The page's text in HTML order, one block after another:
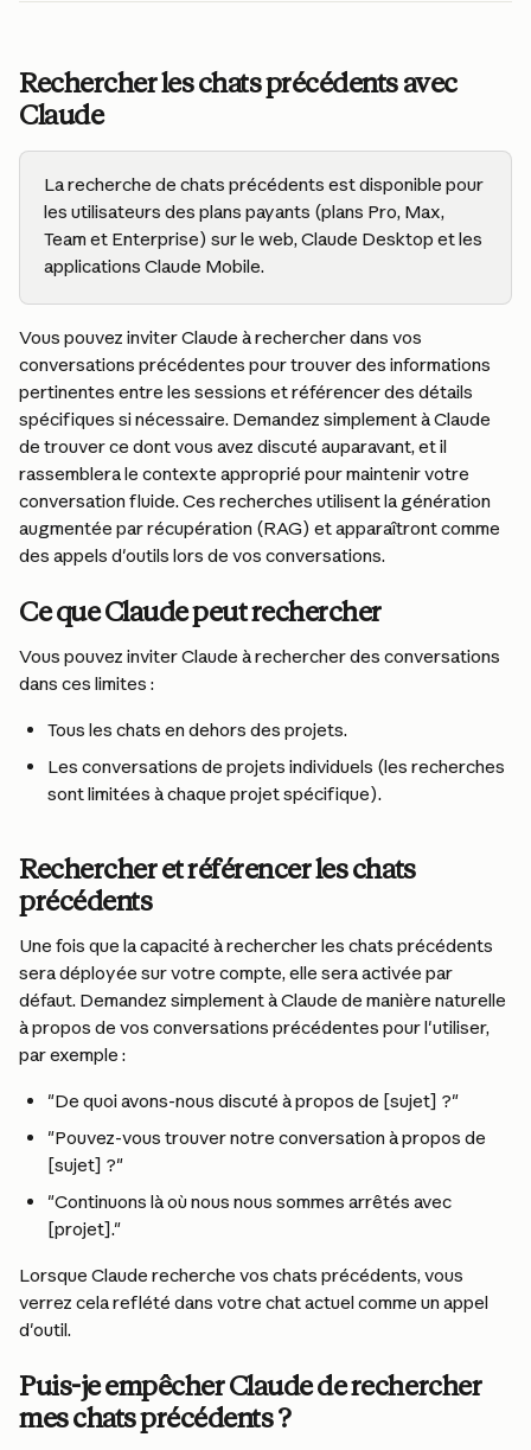
Rechercher les chats précédents avec
Claude
La recherche de chats précédents est disponible pour
les utilisateurs des plans payants (plans Pro, Max,
Team et Enterprise) sur le web, Claude Desktop et les
applications Claude Mobile.
Vous pouvez inviter Claude à rechercher dans vos
conversations précédentes pour trouver des informations
pertinentes entre les sessions et référencer des détails
spécifiques si nécessaire. Demandez simplement à Claude
de trouver ce dont vous avez discuté auparavant, et il
rassemblera le contexte approprié pour maintenir votre
conversation fluide. Ces recherches utilisent la génération
augmentée par récupération (RAG) et apparaîtront comme
des appels d'outils lors de vos conversations.
Ce que Claude peut rechercher
Vous pouvez inviter Claude à rechercher des conversations
dans ces limites :
Tous les chats en dehors des projets.
Les conversations de projets individuels (les recherches
sont limitées à chaque projet spécifique).
Rechercher et référencer les chats
précédents
Une fois que la capacité à rechercher les chats précédents
sera déployée sur votre compte, elle sera activée par
défaut. Demandez simplement à Claude de manière naturelle
à propos de vos conversations précédentes pour l'utiliser,
par exemple :
"De quoi avons-nous discuté à propos de [sujet] ?"
"Pouvez-vous trouver notre conversation à propos de
[sujet] ?"
"Continuons là où nous nous sommes arrêtés avec
[projet]."
Lorsque Claude recherche vos chats précédents, vous
verrez cela reflété dans votre chat actuel comme un appel
d'outil.
Puis-je empêcher Claude de rechercher
mes chats précédents ?